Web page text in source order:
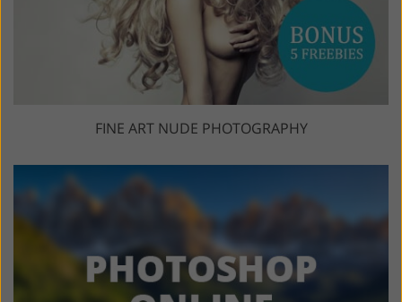
FINE ART NUDE PHOTOGRAPHY